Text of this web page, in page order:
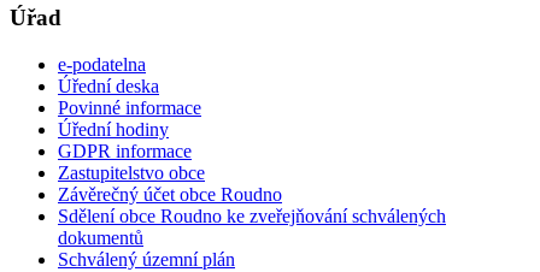
Úřad
e-podatelna
Úřední deska
Povinné informace
Úřední hodiny
GDPR informace
Zastupitelstvo obce
Závěrečný účet obce Roudno
Sdělení obce Roudno ke zveřejňování schválených
dokumentů
Schválený územní plán